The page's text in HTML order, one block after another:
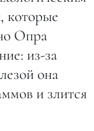
которые
Опра
из-за
она
и злится